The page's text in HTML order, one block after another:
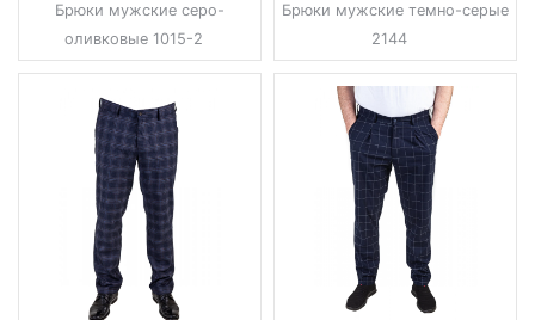
Брюки мужские серо-
оливковые 1015-2
Брюки мужские темно-серые
2144